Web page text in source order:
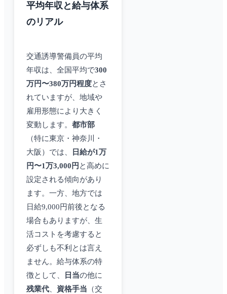
平均年収と給与体系
のリアル
交通誘導警備員の平均
年収は、全国平均で300
万円〜380万円程度とさ
れていますが、地域や
雇用形態により大きく
変動します。 都市部
（特に東京・神奈川・
大阪）では、
日給が1万
円〜1万3,000円 と高めに
設定される傾向があり
ます。一方、地方では
日給9,000円前後となる
場合もありますが、生
活コストを考慮すると
必ずしも不利とは言え
ません。給与体系の特
徴として、
日当の他に
残業代
資格手当 （交